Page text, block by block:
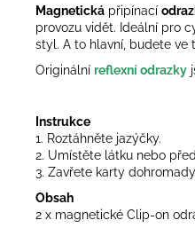
Magnetická připínací
provozu vidět. Ideální pro
styl. A to hlavní, budete ve
Originální reflexní odrazky
Instrukce
1. Roztáhněte jazýčky.
2. Umístěte látku nebo
3. Zavřete karty
Obsah
2 x magnetické Clip-on